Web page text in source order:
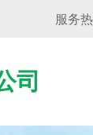
服务
司